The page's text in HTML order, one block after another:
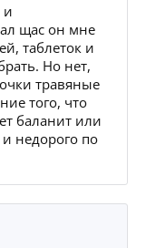
и
щас он мне
таблеток и
Но нет,
травяные
того, что
баланит или
недорого по